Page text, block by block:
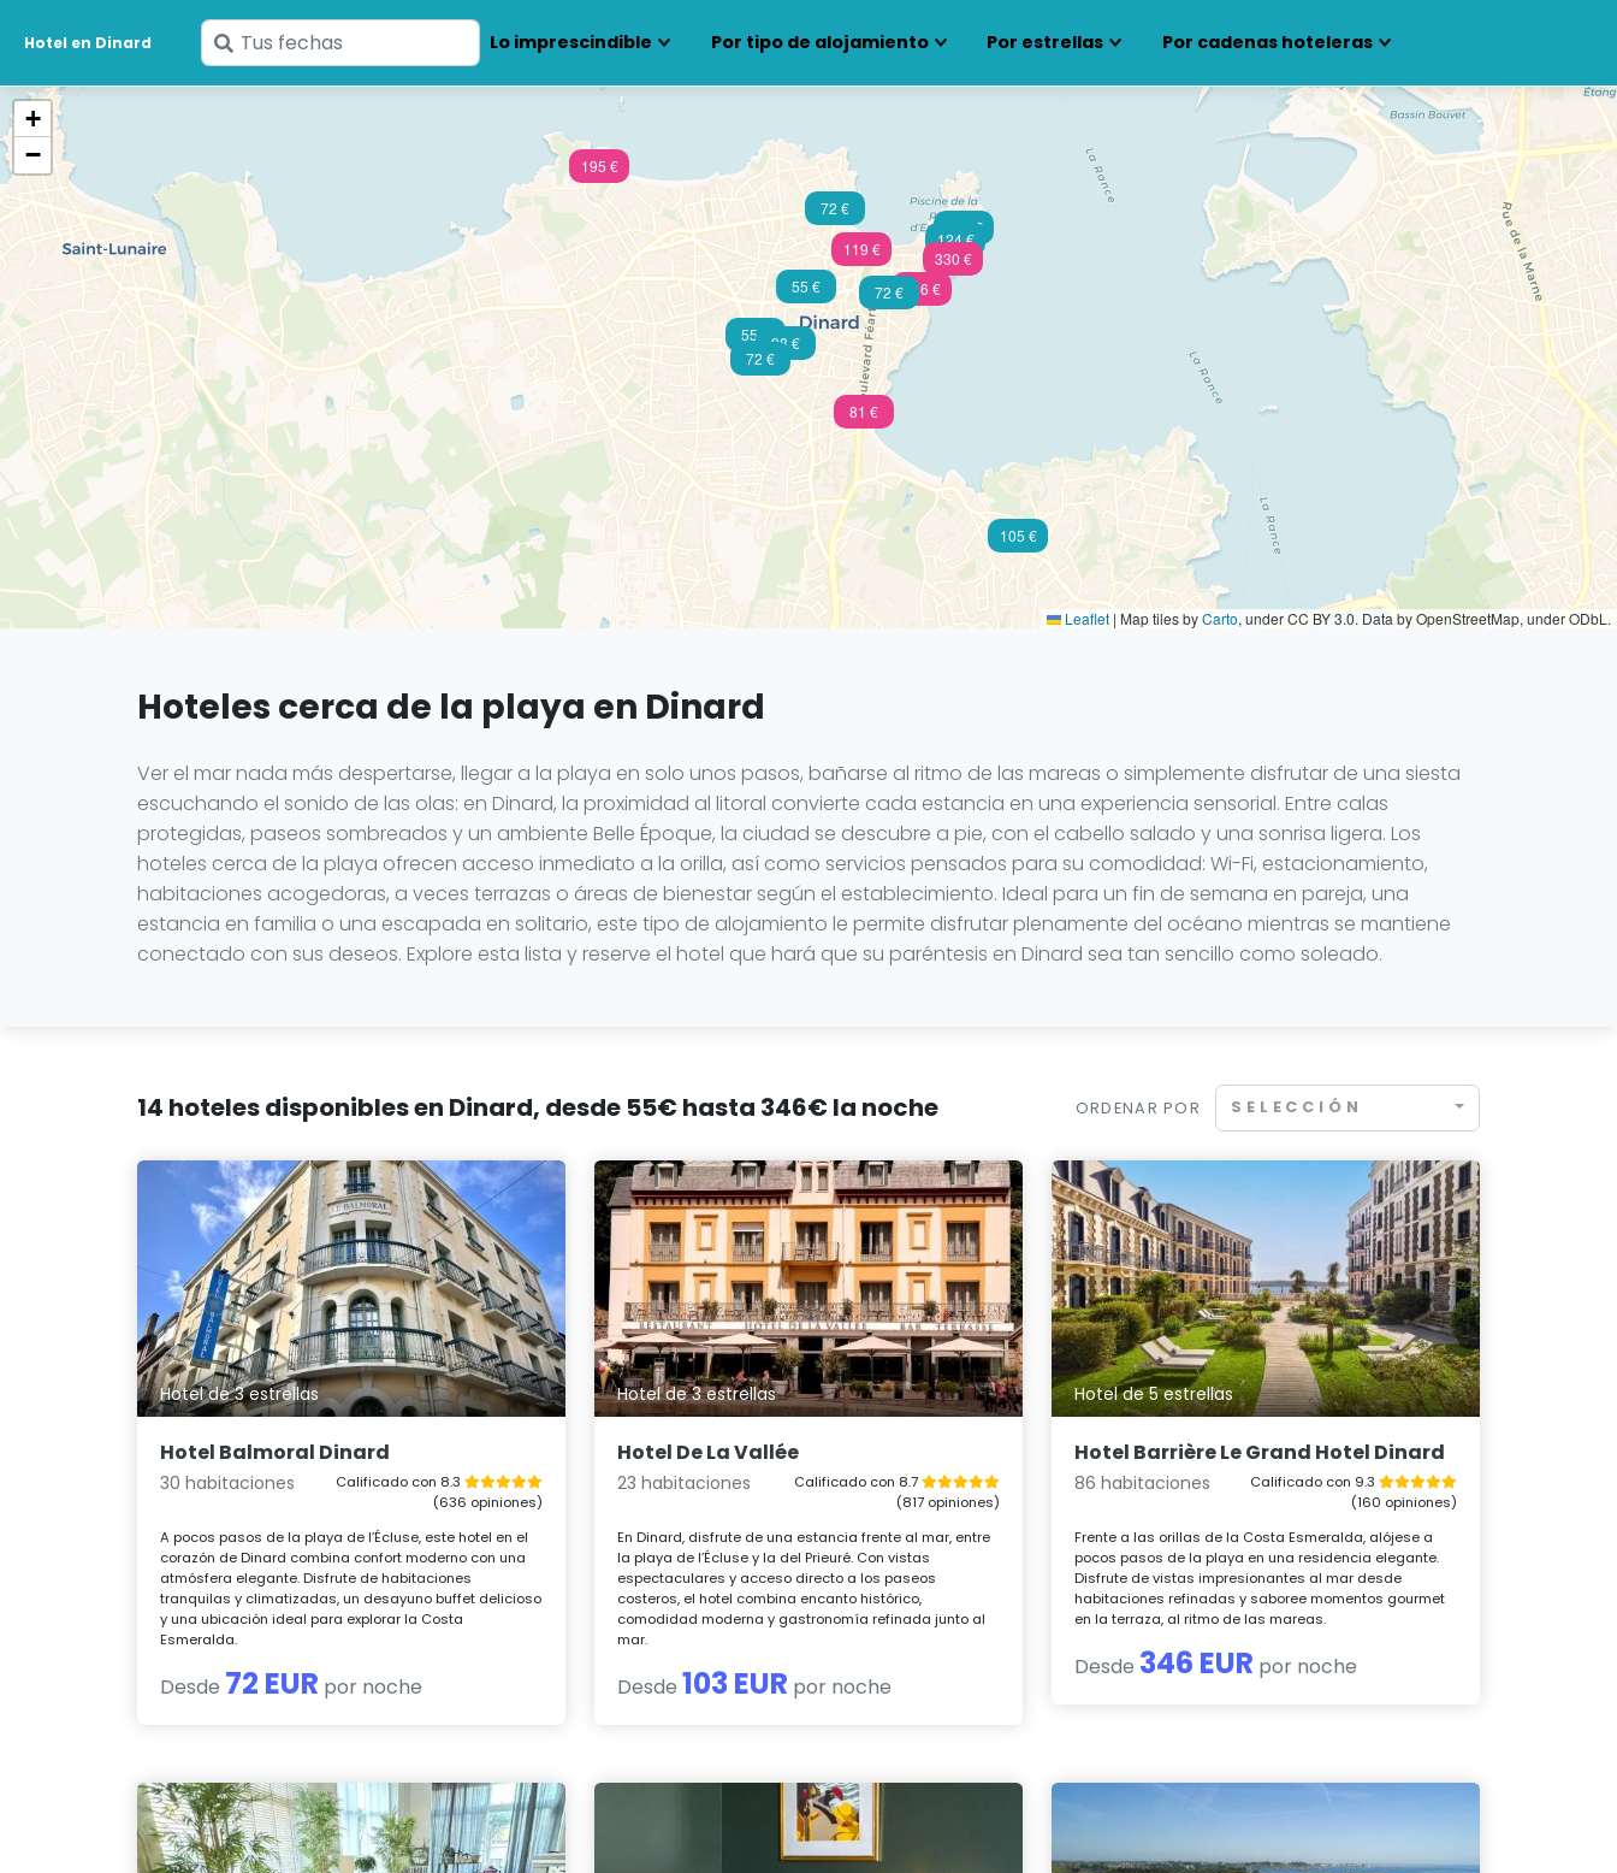
Hotel en Dinard
Ingresa
tus
Lo imprescindible Por tipo de alojamiento Por estrellas Por cadenas hoteleras
346 €
195 €
119 €
81 €
330 €
72 €
103 €
72 €
55 €
72 €
98 €
55 €
124 €
105 €
+
−
Leaflet | Map tiles byCarto, under CC BY 3.0. Data by OpenStreetMap, under ODbL.
Hoteles cerca de la playa en Dinard
Ver el mar nada más despertarse, llegar a la playa en solo unos pasos, bañarse al ritmo de las mareas o simplemente disfrutar de una siesta
escuchando el sonido de las olas: en Dinard, la proximidad al litoral convierte cada estancia en una experiencia sensorial. Entre calas
protegidas, paseos sombreados y un ambiente Belle Époque, la ciudad se descubre a pie, con el cabello salado y una sonrisa ligera. Los
hoteles cerca de la playa ofrecen acceso inmediato a la orilla, así como servicios pensados para su comodidad: Wi-Fi, estacionamiento,
habitaciones acogedoras, a veces terrazas o áreas de bienestar según el establecimiento. Ideal para un fin de semana en pareja, una
estancia en familia o una escapada en solitario, este tipo de alojamiento le permite disfrutar plenamente del océano mientras se mantiene
conectado con sus deseos. Explore esta lista y reserve el hotel que hará que su paréntesis en Dinard sea tan sencillo como soleado.
14 hoteles disponibles en Dinard, desde 55€ hasta 346€ la noche ORDENAR POR SELECCIÓN
Hotel de 3 estrellas
Hotel Balmoral Dinard
30 habitaciones
Calificado con 8.3
(636 opiniones)
A pocos pasos de la playa de l’Écluse, este hotel en el
corazón de Dinard combina confort moderno con una
atmósfera elegante. Disfrute de habitaciones
tranquilas y climatizadas, un desayuno buffet delicioso
y una ubicación ideal para explorar la Costa
Esmeralda.
Desde 72 EUR por noche
Hotel de 3 estrellas
Hotel De La Vallée
23 habitaciones
Calificado con 8.7
(817 opiniones)
En Dinard, disfrute de una estancia frente al mar, entre
la playa de l’Écluse y la del Prieuré. Con vistas
espectaculares y acceso directo a los paseos
costeros, el hotel combina encanto histórico,
comodidad moderna y gastronomía refinada junto al
mar.
Desde 103 EUR por noche
Hotel de 5 estrellas
Hotel Barrière Le Grand Hotel Dinard
86 habitaciones
Calificado con 9.3
(160 opiniones)
Frente a las orillas de la Costa Esmeralda, alójese a
pocos pasos de la playa en una residencia elegante.
Disfrute de vistas impresionantes al mar desde
habitaciones refinadas y saboree momentos gourmet
en la terraza, al ritmo de las mareas.
Desde 346 EUR por noche